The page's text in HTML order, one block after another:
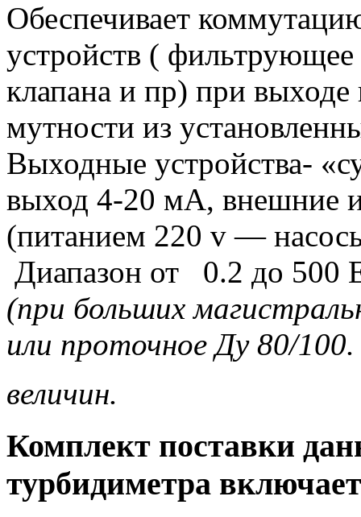
Обеспечивает
устройств ( фильтрующее
клапана и пр) при
мутности из
Выходные устройства-
выход 4-20 мА, внешние
(питанием 220 v —
Диапазон от 0.2 до 500
(при больших
или проточное Ду 80/100.
величин.
Комплект поставки
турбидиметра